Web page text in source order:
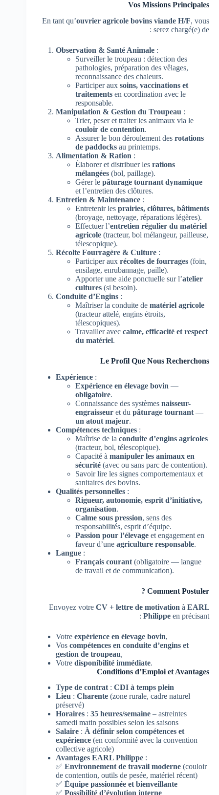
Vos Missions Principales
En tant qu’ouvrier agricole bovins viande H/F, vous
serez chargé(e) de :
Observation & Santé Animale:
Surveiller le troupeau : détection des
pathologies, préparation des vêlages,
reconnaissance des chaleurs.
Participer aux soins, vaccinations et
traitementsen coordination avec le
responsable.
Manipulation & Gestion du Troupeau :
Trier, peser et traiter les animaux via le
couloir de contention.
Assurer le bon déroulement des rotations
de paddocksau printemps.
Alimentation & Ration :
Élaborer et distribuer les rations
mélangées(bol, paillage).
Gérer le pâturage tournant dynamique
et l’entretien des clôtures.
Entretien & Maintenance:
Entretenir les prairies, clôtures, bâtiments
(broyage, nettoyage, réparations légères).
Effectuer l’entretien régulier du matériel
agricole(tracteur, bol mélangeur, pailleuse,
télescopique).
Récolte Fourragère & Culture:
Participer aux récoltes de fourrages(foin,
ensilage, enrubannage, paille).
Apporter une aide ponctuelle sur l’atelier
cultures(si besoin).
Conduite d’Engins:
Maîtriser la conduite de matériel agricole
(tracteur attelé, engins étroits,
télescopiques).
Travailler avec calme, efficacité et respect
du matériel.
Le Profil Que Nous Recherchons
Expérience:
Expérience en élevage bovin —
obligatoire.
Connaissance des systèmes naisseur-
engraisseuret du pâturage tournant—
un atout majeur.
Compétences techniques:
Maîtrise de la conduite d’engins agricoles
(tracteur, bol, télescopique).
Capacité à manipuler les animaux en
sécurité(avec ou sans parc de contention).
Savoir lire les signes comportementaux et
sanitaires des bovins.
Qualités personnelles:
Rigueur, autonomie, esprit d’initiative,
organisation.
Calme sous pression, sens des
responsabilités, esprit d’équipe.
Passion pour l’élevageet engagement en
faveur d’une agriculture responsable.
Langue:
Français courant(obligatoire — langue
de travail et de communication).
Comment Postuler ?
Envoyez votre CV + lettre de motivation à EARL
Philippe en précisant :
Votre expérience en élevage bovin,
Vos compétences en conduite d’engins et
gestion de troupeau,
Votre disponibilité immédiate.
Conditions d’Emploi et Avantages
Type de contrat: CDI à temps plein
Lieu: Charente(zone rurale, cadre naturel
préservé)
Horaires: 35 heures/semaine– astreintes
samedi matin possibles selon les saisons
Salaire: À définir selon compétences et
expérience(en conformité avec la convention
collective agricole)
Avantages EARL Philippe:
✅ Environnement de travail moderne(couloir
de contention, outils de pesée, matériel récent)
✅ Équipe passionnée et bienveillante
✅ Possibilité d’évolution interne